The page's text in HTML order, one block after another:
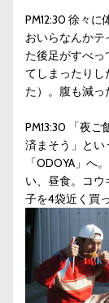
PM12:30 徐々
おいらなんか
た後足がすべ
てしまったり
た）。腹も減っ
PM13:30 「夜
済まそう」とい
「ODOYA」へ
い、昼食。コ
子を4袋近く買